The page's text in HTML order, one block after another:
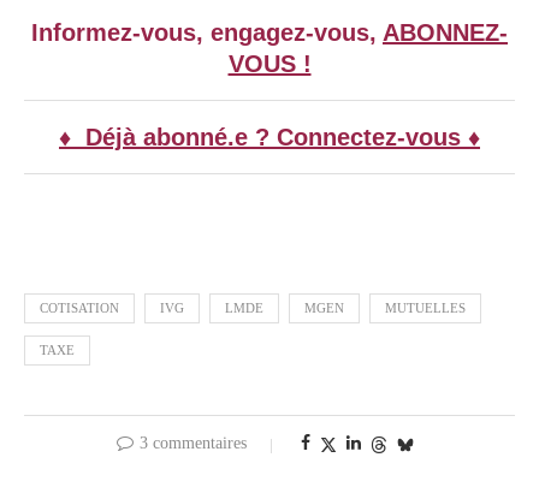
Informez-vous, engagez-vous, ABONNEZ-
VOUS !
♦ Déjà abonné.e ? Connectez-vous ♦
COTISATION IVG LMDE MGEN MUTUELLES
TAXE
3 commentaires